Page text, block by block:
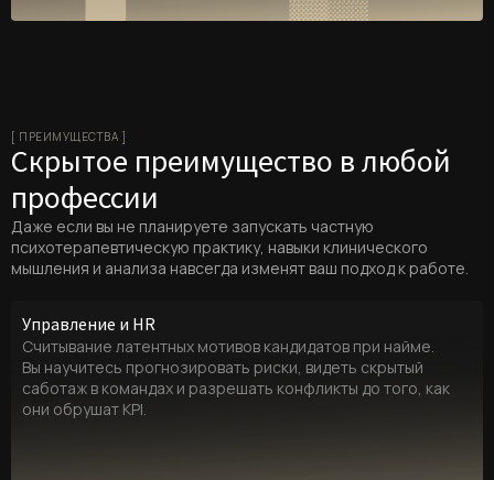
[ ПРЕИМУЩЕСТВА ]
Скрытое преимущество в любой
профессии
Даже если вы не планируете запускать частную
психотерапевтическую практику, навыки клинического
мышления и анализа навсегда изменят ваш подход к работе.
Управление и HR
Считывание латентных мотивов кандидатов при найме.
Вы научитесь прогнозировать риски, видеть скрытый
саботаж в командах и разрешать конфликты до того, как
они обрушат KPI.